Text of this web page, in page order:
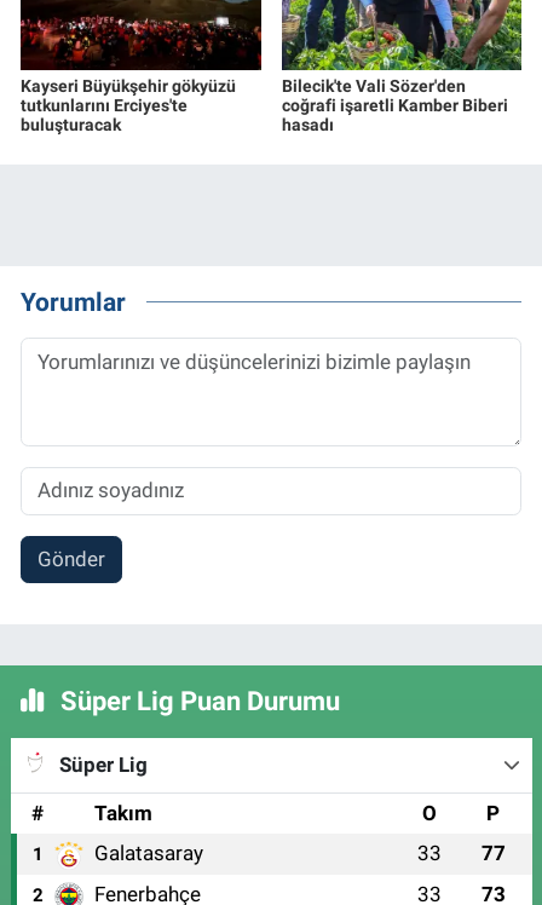
Kayseri Büyükşehir gökyüzü
tutkunlarını Erciyes'te
buluşturacak
Bilecik'te Vali Sözer'den
coğrafi işaretli Kamber Biberi
hasadı
Yorumlar
Gönder
Süper Lig Puan Durumu
Süper Lig
#
Takım O P
1 Galatasaray 33 77
2 Fenerbahçe 33 73